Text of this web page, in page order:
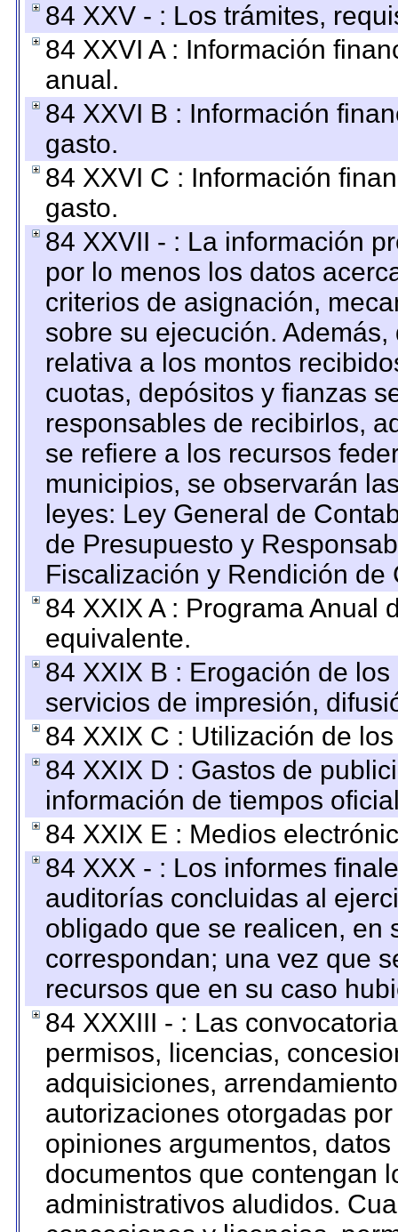
84 XXV - : Los trámites,
84 XXVI A : Información
anual.
84 XXVI B : Información
gasto.
84 XXVI C : Información
gasto.
84 XXVII - : La información
por lo menos los datos
criterios de asignación,
sobre su ejecución.
relativa a los montos
cuotas, depósitos y fianzas
responsables de recibirlos,
se refiere a los recursos
municipios, se observarán
leyes: Ley General de
de Presupuesto y
Fiscalización y Rendición
84 XXIX A : Programa Anual
equivalente.
84 XXIX B : Erogación de
servicios de impresión,
84 XXIX C : Utilización de
84 XXIX D : Gastos de
información de tiempos
84 XXIX E : Medios
84 XXX - : Los informes
auditorías concluidas al
obligado que se realicen, en
correspondan; una vez que
recursos que en su caso
84 XXXIII - : Las
permisos, licencias,
adquisiciones,
autorizaciones otorgadas
opiniones argumentos,
documentos que contengan
administrativos aludidos.